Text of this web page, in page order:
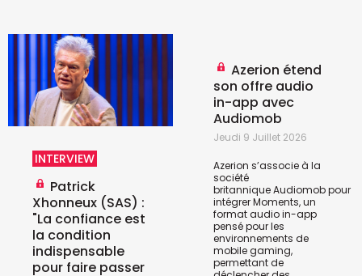
INTERVIEW
Patrick
Xhonneux (SAS) :
"La confiance est
la condition
indispensable
pour faire passer
Azerion étend
son offre audio
in-app avec
Audiomob
Jeudi 9 Juillet 2026
Azerion s’associe à la
société
britanniqueAudiomobpour
intégrer Moments, un
format audio in-app
pensé pour les
environnements de
mobile gaming,
permettant de